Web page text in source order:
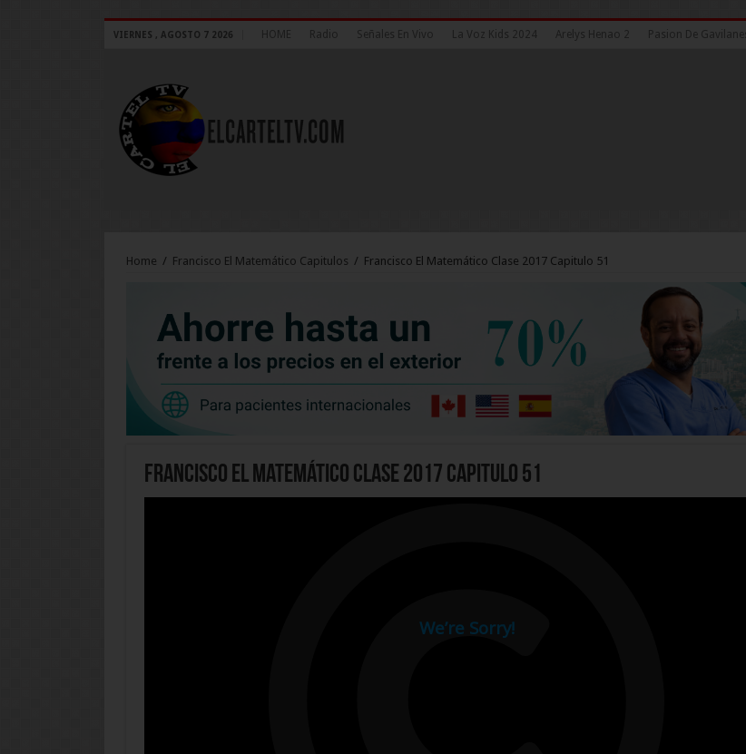
VIERNES , AGOSTO 7 2026 HOME Radio Señales En Vivo La Voz Kids 2024 Arelys Henao 2 Pasion De
Home / Francisco El Matemático Capitulos / Francisco El Matemático Clase 2017 Capitulo 51
Francisco El Matemático Clase 2017 Capitulo 51